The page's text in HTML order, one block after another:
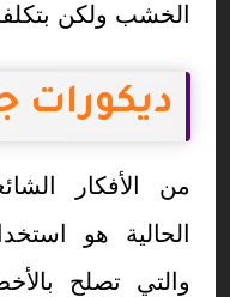
الخشب ولكن
ديكورات
من الأفكار
الحالية هو
والتي تصلح